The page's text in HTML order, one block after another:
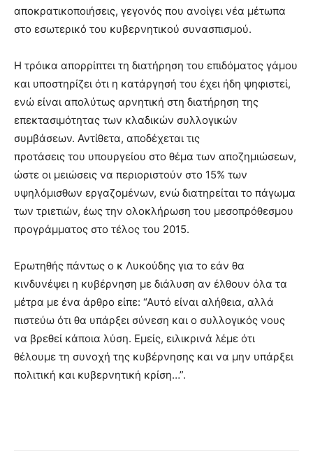
αποκρατικοποιήσεις, γεγονός που ανοίγει νέα μέτωπα
στο εσωτερικό του κυβερνητικού συνασπισμού.
Η τρόικα απορρίπτει τη διατήρηση του επιδόματος γάμου
και υποστηρίζει ότι η κατάργησή του έχει ήδη ψηφιστεί,
ενώ είναι απολύτως αρνητική στη διατήρηση της
επεκτασιμότητας των κλαδικών συλλογικών
συμβάσεων. Αντίθετα, αποδέχεται τις
προτάσεις του υπουργείου στο θέμα των αποζημιώσεων,
ώστε οι μειώσεις να περιοριστούν στο 15% των
υψηλόμισθων εργαζομένων, ενώ διατηρείται το πάγωμα
των τριετιών, έως την ολοκλήρωση του μεσοπρόθεσμου
προγράμματος στο τέλος του 2015.
Ερωτηθής πάντως ο κ Λυκούδης για το εάν θα
κινδυνέψει η κυβέρνηση με διάλυση αν έλθουν όλα τα
μέτρα με ένα άρθρο είπε: “Αυτό είναι αλήθεια, αλλά
πιστεύω ότι θα υπάρξει σύνεση και ο συλλογικός νους
να βρεθεί κάποια λύση. Εμείς, ειλικρινά λέμε ότι
θέλουμε τη συνοχή της κυβέρνησης και να μην υπάρξει
πολιτική και κυβερνητική κρίση…”.